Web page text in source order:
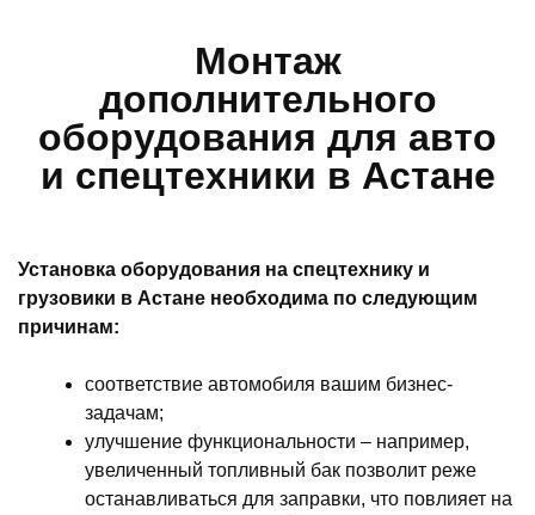
Монтаж
дополнительного
оборудования для авто
и спецтехники в Астане
Установка оборудования на спецтехнику и
грузовики в Астане необходима по следующим
причинам:
соответствие автомобиля вашим бизнес-
задачам;
улучшение функциональности – например,
увеличенный топливный бак позволит реже
останавливаться для заправки, что повлияет на